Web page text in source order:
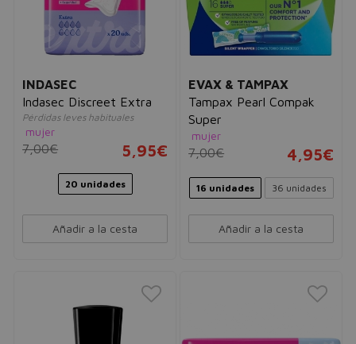
INDASEC
Indasec Discreet Extra
Pérdidas leves habituales
mujer
7,00€ 5,95€
20 unidades
Añadir a la cesta
EVAX & TAMPAX
Tampax Pearl Compak
Super
mujer
7,00€ 4,95€
16 unidades 36 unidades
Añadir a la cesta